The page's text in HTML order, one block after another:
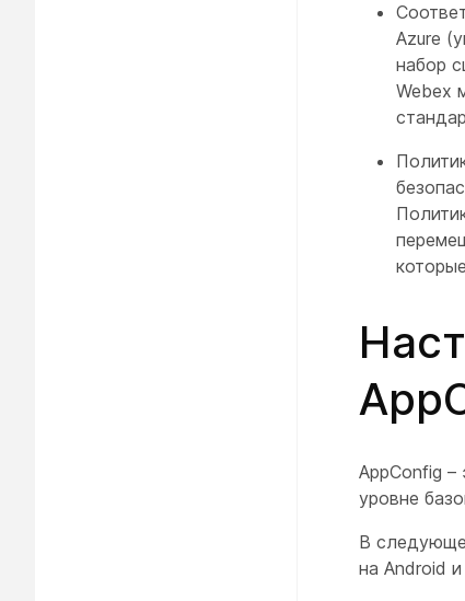
Azure
набор
Webex
AppConfig
уровне
В
на Android